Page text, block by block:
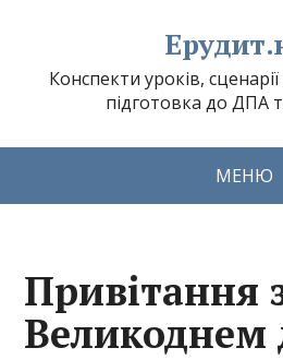
Конспекти уроків,
підготовка до ДПА
МЕНЮ
Привітання
Великоднем